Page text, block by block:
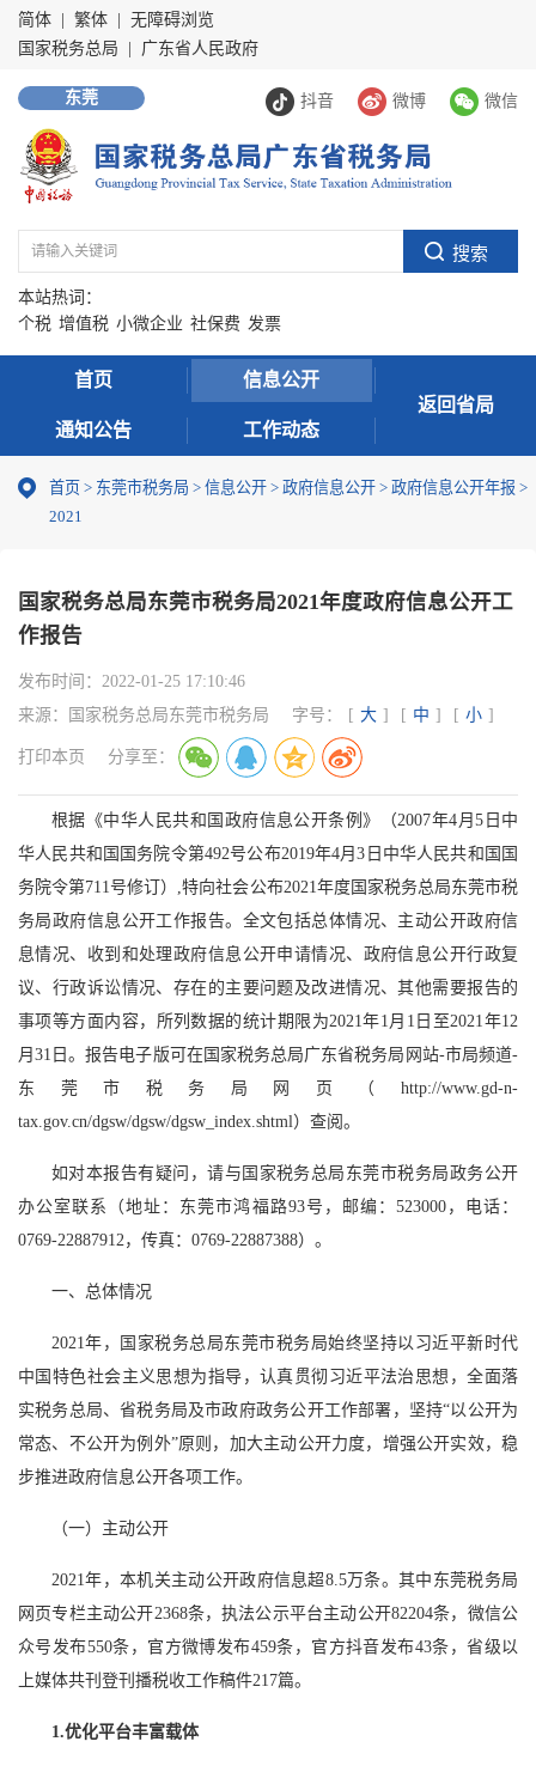
简体 繁体
无障碍浏览
国家税务总局
广东省人民政府
抖音 微博 微信
东莞
本站热词：
个税 增值税 小微企业 社保费 发票
首页 信息公开
通知公告 工作动态
返回省局
首页 > 东莞市税务局 > 信息公开 > 政府信息公开 > 政府信息公开年报 >
2021
国家税务总局东莞市税务局2021年度政府信息公开工
作报告
发布时间： 2022-01-25 17:10:46
来源：
国家税务总局东莞市税务局 字号： [ 大 ] [ 中 ] [ 小 ]
打印本页 分享至：
根据《中华人民共和国政府信息公开条例》（2007年4月5日中
华人民共和国国务院令第492号公布2019年4月3日中华人民共和国国
务院令第711号修订）,特向社会公布2021年度国家税务总局东莞市税
务局政府信息公开工作报告。全文包括总体情况、主动公开政府信
息情况、收到和处理政府信息公开申请情况、政府信息公开行政复
议、行政诉讼情况、存在的主要问题及改进情况、其他需要报告的
事项等方面内容， 所列数据的统计期限为2021年1月1日至2021年12
月31日。报告电子版可在国家税务总局广东省税务局 网站-市局频道-
东莞市税务局网页
（http://www.gd-n-
tax.gov.cn/dgsw/dgsw/dgsw_index.shtml）查阅。
如对本报告有疑问，请与国家税务总局 东莞市税务局政务公开
办公室联系（地址： 东莞市鸿福路93号 ， 邮编： 523000，电话：
0769-22887912，传真：0769-22887388）。
一、总体情况
2021年，国家税务总局东莞市税务局始终坚持以习近平新时代
中国特色社会主义思想为指导，认真贯彻习近平法治思想，全面落
实税务总局、省税务局及市政府政务公开工作部署，坚持“以公开为
常态、不公开为例外”原则，加大主动公开力度，增强公开实效，稳
步推进政府信息公开各项工作。
（一）主动公开
2021年，本机关主动公开政府信息超8.5万条。其中东莞税务局
网页专栏主动公开2368条，执法公示平台主动公开82204条，微信公
众号发布550条，官方微博发布459条，官方抖音发布43条，省级以
上媒体共刊登刊播税收工作稿件217篇。
1.优化平台丰富载体